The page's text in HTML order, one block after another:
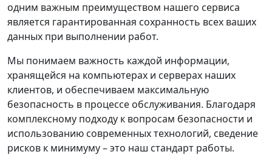
одним важным преимуществом нашего сервиса
является гарантированная сохранность всех ваших
данных при выполнении работ.
Мы понимаем важность каждой информации,
хранящейся на компьютерах и серверах наших
клиентов, и обеспечиваем максимальную
безопасность в процессе обслуживания. Благодаря
комплексному подходу к вопросам безопасности и
использованию современных технологий, сведение
рисков к минимуму – это наш стандарт работы.